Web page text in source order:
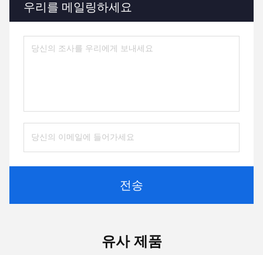
우리를 메일링하세요
전송
유사 제품